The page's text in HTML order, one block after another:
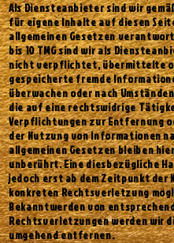
Als Diensteanbieter sind wir gemäß
für eigene Inhalte auf diesen
allgemeinen Gesetzen
bis 10 TMG sind wir als
nicht verpflichtet, übermittelte
gespeicherte fremde
überwachen oder nach
die auf eine rechtswidrige
Verpflichtungen zur Entfernung
der Nutzung von Informationen
allgemeinen Gesetzen bleiben
unberührt. Eine diesbezügliche
jedoch erst ab dem Zeitpunkt der
konkreten Rechtsverletzung
Bekanntwerden von
Rechtsverletzungen werden wir
umgehend entfernen.